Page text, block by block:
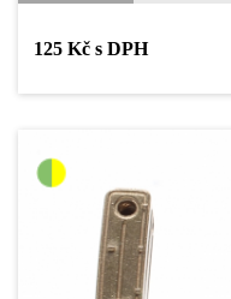
125 Kč s DPH